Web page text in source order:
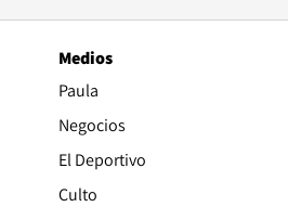
Medios
Paula
Negocios
El Deportivo
Culto